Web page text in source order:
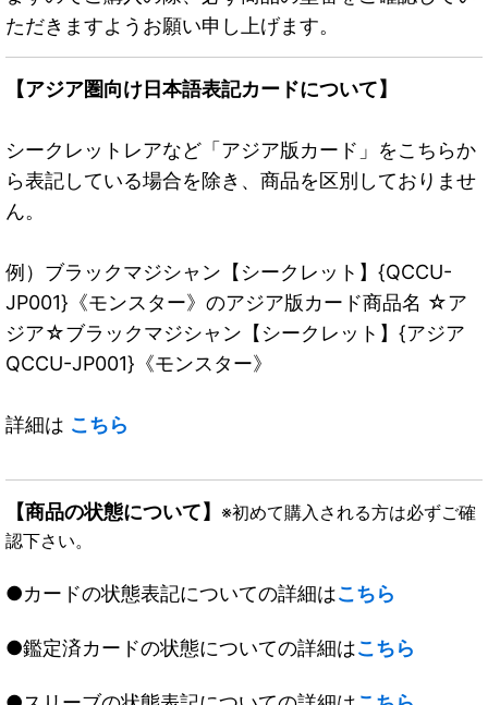
ただきますようお願い申し上げます。
【アジア圏向け日本語表記カードについて】
シークレットレアなど「アジア版カード」をこちらか
ら表記している場合を除き、商品を区別しておりませ
ん。
例）ブラックマジシャン【シークレット】{QCCU-
JP001}《モンスター》のアジア版カード商品名 ☆ア
ジア☆ブラックマジシャン【シークレット】{アジア
QCCU-JP001}《モンスター》
詳細は こちら
【商品の状態について】 ※初めて購入される方は必ずご確
認下さい。
●カードの状態表記についての詳細はこちら
●鑑定済カードの状態についての詳細はこちら